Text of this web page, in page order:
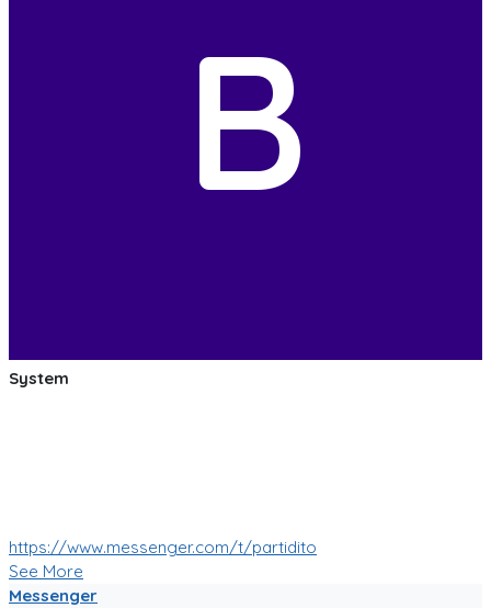
B
System
https://www.messenger.com/t/partidito
See More
Messenger